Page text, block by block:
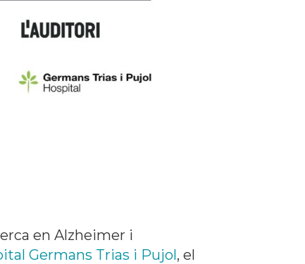
en Alzheimer i
Germans Trias i Pujol, el